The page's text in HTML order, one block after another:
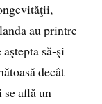
au printre
să‑şi
decât
află un